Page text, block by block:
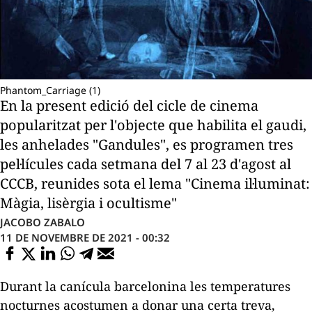
Phantom_Carriage (1)
En la present edició del cicle de cinema
popularitzat per l'objecte que habilita el gaudi,
les anhelades "Gandules", es programen tres
pel·lícules cada setmana del 7 al 23 d'agost al
CCCB, reunides sota el lema "Cinema il·luminat:
Màgia, lisèrgia i ocultisme"
JACOBO ZABALO
11 DE NOVEMBRE DE 2021 - 00:32
Durant la canícula barcelonina les temperatures
nocturnes acostumen a donar una certa treva,